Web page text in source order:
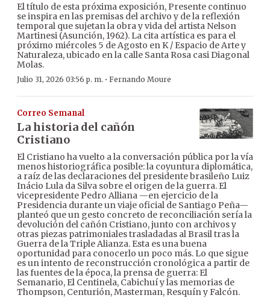
El título de esta próxima exposición, Presente continuo
se inspira en las premisas del archivo y de la reflexión
temporal que sujetan la obra y vida del artista Nelson
Martinesi (Asunción, 1962). La cita artística es para el
próximo miércoles 5 de Agosto en K / Espacio de Arte y
Naturaleza, ubicado en la calle Santa Rosa casi Diagonal
Molas.
Julio 31, 2026 03:56 p. m. · Fernando Moure
Correo Semanal
La historia del cañón
Cristiano
El Cristiano ha vuelto a la conversación pública por la vía
menos historiográfica posible: la coyuntura diplomática,
a raíz de las declaraciones del presidente brasileño Luiz
Inácio Lula da Silva sobre el origen de la guerra. El
vicepresidente Pedro Alliana —en ejercicio de la
Presidencia durante un viaje oficial de Santiago Peña—
planteó que un gesto concreto de reconciliación sería la
devolución del cañón Cristiano, junto con archivos y
otras piezas patrimoniales trasladadas al Brasil tras la
Guerra de la Triple Alianza. Esta es una buena
oportunidad para conocerlo un poco más. Lo que sigue
es un intento de reconstrucción cronológica a partir de
las fuentes de la época, la prensa de guerra: El
Semanario, El Centinela, Cabichuí y las memorias de
Thompson, Centurión, Masterman, Resquín y Falcón.